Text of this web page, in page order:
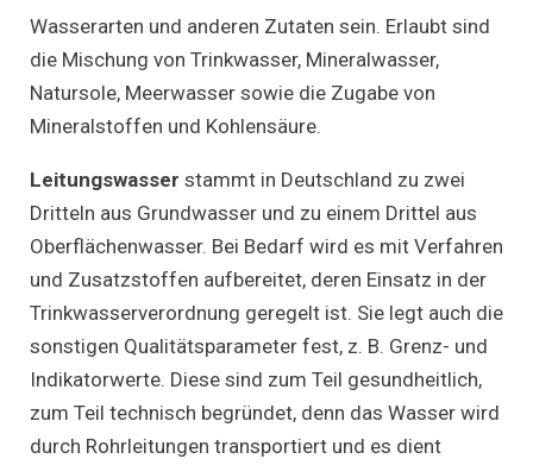
Wasserarten und anderen Zutaten sein. Erlaubt sind
die Mischung von Trinkwasser, Mineralwasser,
Natursole, Meerwasser sowie die Zugabe von
Mineralstoffen und Kohlensäure.
Leitungswasser stammt in Deutschland zu zwei
Dritteln aus Grundwasser und zu einem Drittel aus
Oberflächenwasser. Bei Bedarf wird es mit Verfahren
und Zusatzstoffen aufbereitet, deren Einsatz in der
Trinkwasserverordnung geregelt ist. Sie legt auch die
sonstigen Qualitätsparameter fest, z. B. Grenz- und
Indikatorwerte. Diese sind zum Teil gesundheitlich,
zum Teil technisch begründet, denn das Wasser wird
durch Rohrleitungen transportiert und es dient